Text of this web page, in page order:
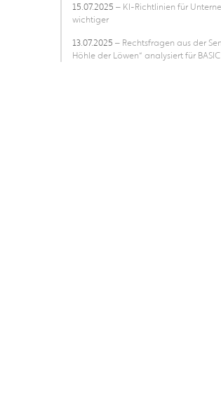
15.07.2025 – KI-Richtlinien für
wichtiger
13.07.2025 – Rechtsfragen aus der
Höhle der Löwen“ analysiert für